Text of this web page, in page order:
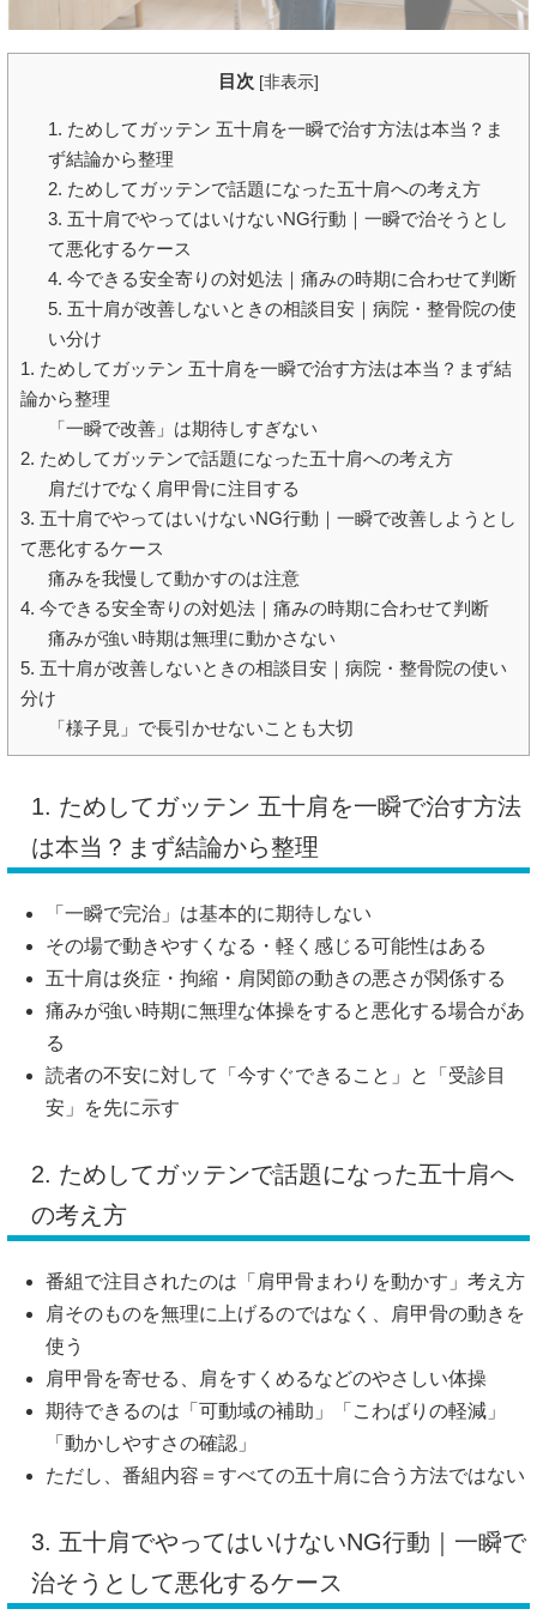
目次 [非表示]
1. ためしてガッテン 五十肩を一瞬で治す方法は本当？ま
ず結論から整理
2. ためしてガッテンで話題になった五十肩への考え方
3. 五十肩でやってはいけないNG行動｜一瞬で治そうとし
て悪化するケース
4. 今できる安全寄りの対処法｜痛みの時期に合わせて判断
5. 五十肩が改善しないときの相談目安｜病院・整骨院の使
い分け
1. ためしてガッテン 五十肩を一瞬で治す方法は本当？まず結
論から整理
「一瞬で改善」は期待しすぎない
2. ためしてガッテンで話題になった五十肩への考え方
肩だけでなく肩甲骨に注目する
3. 五十肩でやってはいけないNG行動｜一瞬で改善しようとし
て悪化するケース
痛みを我慢して動かすのは注意
4. 今できる安全寄りの対処法｜痛みの時期に合わせて判断
痛みが強い時期は無理に動かさない
5. 五十肩が改善しないときの相談目安｜病院・整骨院の使い
分け
「様子見」で長引かせないことも大切
1. ためしてガッテン 五十肩を一瞬で治す方法
は本当？まず結論から整理
「一瞬で完治」は基本的に期待しない
その場で動きやすくなる・軽く感じる可能性はある
五十肩は炎症・拘縮・肩関節の動きの悪さが関係する
痛みが強い時期に無理な体操をすると悪化する場合があ
る
読者の不安に対して「今すぐできること」と「受診目
安」を先に示す
2. ためしてガッテンで話題になった五十肩へ
の考え方
番組で注目されたのは「肩甲骨まわりを動かす」考え方
肩そのものを無理に上げるのではなく、肩甲骨の動きを
使う
肩甲骨を寄せる、肩をすくめるなどのやさしい体操
期待できるのは「可動域の補助」「こわばりの軽減」
「動かしやすさの確認」
ただし、番組内容＝すべての五十肩に合う方法ではない
3. 五十肩でやってはいけないNG行動｜一瞬で
治そうとして悪化するケース